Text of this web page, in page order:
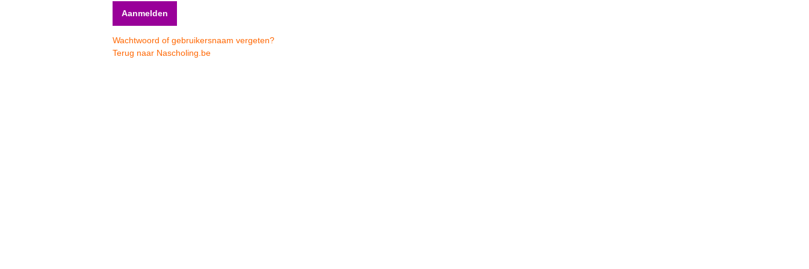
Wachtwoord of gebruikersnaam vergeten?
Terug naar Nascholing.be